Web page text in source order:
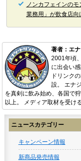
ノンカフェインの
業務用」が飲食店向
著者：エ
2001年頃
に出会い
ドリンク
設。 エナ
を真剣に飲み始め、各国で
以上。 メディア取材を受け
ニュースカテゴリー
キャンペーン情報
新商品発売情報